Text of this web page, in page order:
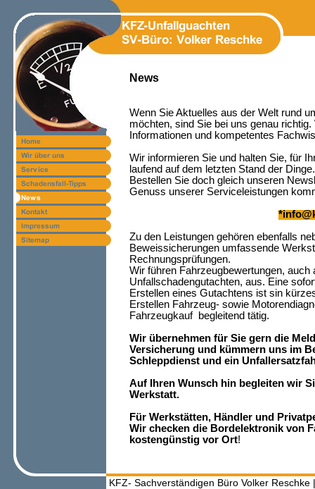
News
Wenn Sie Aktuelles aus der Welt rund
möchten, sind Sie bei uns genau
Informationen und kompetentes
Wir informieren Sie und halten Sie, für
laufend auf dem letzten Stand der Dinge.
Bestellen Sie doch gleich unseren
Genuss unserer Serviceleistungen
*info
Zu den Leistungen gehören ebenfalls
Beweissicherungen umfassende
Rechnungsprüfungen.
Wir führen Fahrzeugbewertungen, auch
Unfallschadengutachten, aus. Eine
Erstellen eines Gutachtens ist sin
Erstellen Fahrzeug- sowie
Fahrzeugkauf begleitend tätig.
Wir übernehmen für Sie gern die
Versicherung und kümmern uns im
Schleppdienst und ein
Auf Ihren Wunsch hin begleiten wir
Werkstatt.
Für Werkstätten, Händler und
Wir checken die Bordelektronik von
kostengünstig vor Ort!
KFZ- Sachverständigen Büro Volker